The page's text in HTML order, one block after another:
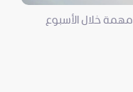
طائرات حربية فرنسية انطلقت في 11 مهمة خلال الأسبوع